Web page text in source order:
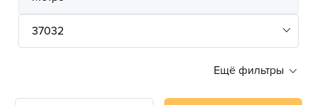
Ещё фильтры